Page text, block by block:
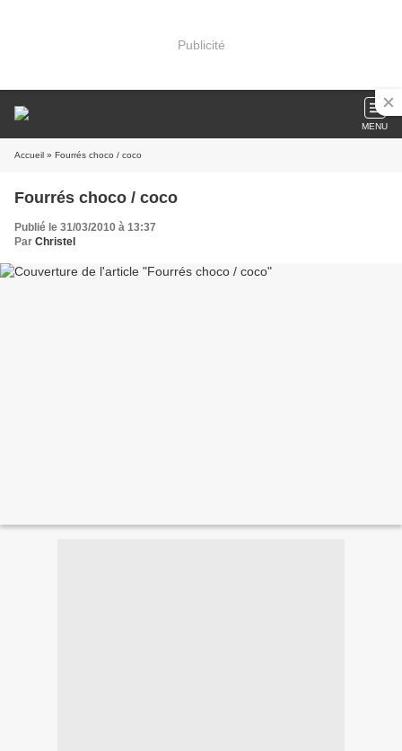
Publicité
MENU
Accueil » Fourrés choco / coco
Fourrés choco / coco
Publié le 31/03/2010 à 13:37
Par Christel